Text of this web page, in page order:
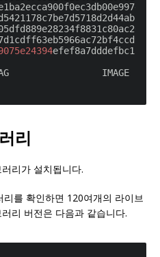
TAG                 IMAGE
리
리가 설치됩니다.
리를 확인하면 120여개의 라이브
리 버전은 다음과 같습니다.